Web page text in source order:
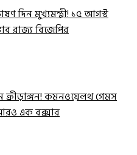
দিন মুখ্যমন্ত্রী! ১৫ আগস্ট
রাজ্য বিজেপির
ক্রীড়াঙ্গন! কমনওয়েলথ গেমস
এক বক্সার